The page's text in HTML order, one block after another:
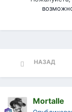
НАЗАД
Mortalle